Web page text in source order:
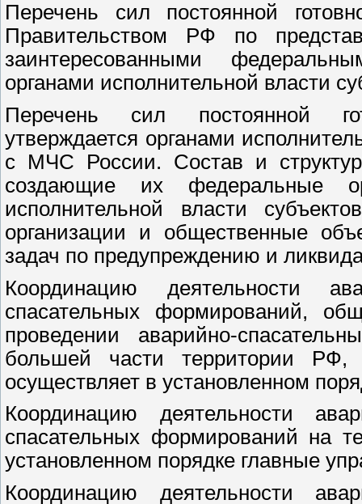
Перечень сил постоянной
Правительством РФ по
заинтересованными
органами исполнительной власти
Перечень сил постоянной
утверждается органами
с МЧС России. Состав и
создающие их федеральные
исполнительной власти
организации и общественные
задач по предупреждению и
Координацию деятельности
спасательных формирований,
проведении аварийно-
большей части территории
осуществляет в установленном
Координацию деятельности
спасательных формирований на
установленном порядке главные
Координацию деятельности